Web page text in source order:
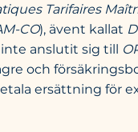
Tarifaires
CO), ävent kallat
anslutit sig till
och
ersättning för